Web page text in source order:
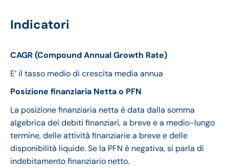
Indicatori
CAGR (Compound Annual Growth Rate)
E’ il tasso medio di crescita media annua
Posizione finanziaria Netta o PFN
La posizione finanziaria netta è data dalla somma
algebrica dei debiti finanziari, a breve e a medio-lungo
termine, delle attività finanziarie a breve e delle
disponibilità liquide. Se la PFN è negativa, si parla di
indebitamento finanziario netto.